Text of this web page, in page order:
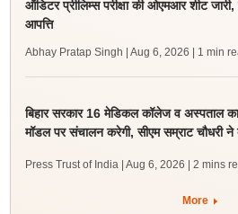
ऑडिटर प्रीलिम्स परीक्षा की ओएमआर शीट
आपत्ति
Abhay Pratap Singh | Aug 6, 2026 | 1 min
बिहार सरकार 16 मेडिकल कॉलेज व अस्पताल का
मॉडल पर संचालन करेगी, सीएम सम्राट चौधरी ने
Press Trust of India | Aug 6, 2026 | 2 mins
More